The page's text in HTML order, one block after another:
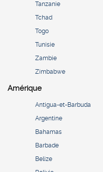
Tanzanie
Tchad
Togo
Tunisie
Zambie
Zimbabwe
Amérique
Antigua-et-Barbuda
Argentine
Bahamas
Barbade
Belize